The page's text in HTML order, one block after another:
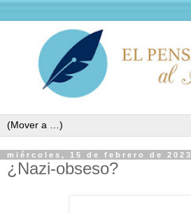
miércoles, 15 de febrero de 2023
¿Nazi-obseso?